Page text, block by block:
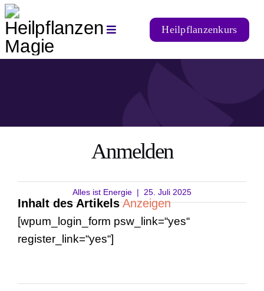
Zum
Inhalt
springen
Toggle
Natürliche Ernährung
➡️ Login
Heilpflanzenkurs
Anmelden
Alles ist Energie | 25. Juli 2025
Inhalt des Artikels Anzeigen
[wpum_login_form psw_link=“yes“
register_link=“yes“]